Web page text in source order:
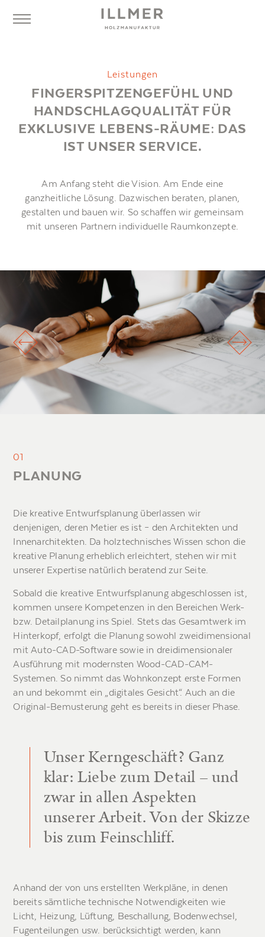
Leistungen
FINGERSPITZENGEFÜHL UND
HANDSCHLAGQUALITÄT FÜR
EXKLUSIVE LEBENS-RÄUME: DAS
IST UNSER SERVICE.
Am Anfang steht die Vision. Am Ende eine
ganzheitliche Lösung. Dazwischen beraten, planen,
gestalten und bauen wir. So schaffen wir gemeinsam
mit unseren Partnern individuelle Raumkonzepte.
01
PLANUNG
Die kreative Entwurfsplanung überlassen wir
denjenigen, deren Metier es ist – den Architekten und
Innenarchitekten. Da holztechnisches Wissen schon die
kreative Planung erheblich erleichtert, stehen wir mit
unserer Expertise natürlich beratend zur Seite.
Sobald die kreative Entwurfsplanung abgeschlossen ist,
kommen unsere Kompetenzen in den Bereichen Werk-
bzw. Detailplanung ins Spiel. Stets das Gesamtwerk im
Hinterkopf, erfolgt die Planung sowohl zweidimensional
mit Auto-CAD-Software sowie in dreidimensionaler
Ausführung mit modernsten Wood-CAD-CAM-
Systemen. So nimmt das Wohnkonzept erste Formen
an und bekommt ein „digitales Gesicht“. Auch an die
Original-Bemusterung geht es bereits in dieser Phase.
Unser Kerngeschäft? Ganz
klar: Liebe zum Detail – und
zwar in allen Aspekten
unserer Arbeit. Von der Skizze
bis zum Feinschliff.
Anhand der von uns erstellten Werkpläne, in denen
bereits sämtliche technische Notwendigkeiten wie
Licht, Heizung, Lüftung, Beschallung, Bodenwechsel,
Fugenteilungen usw. berücksichtigt werden, kann